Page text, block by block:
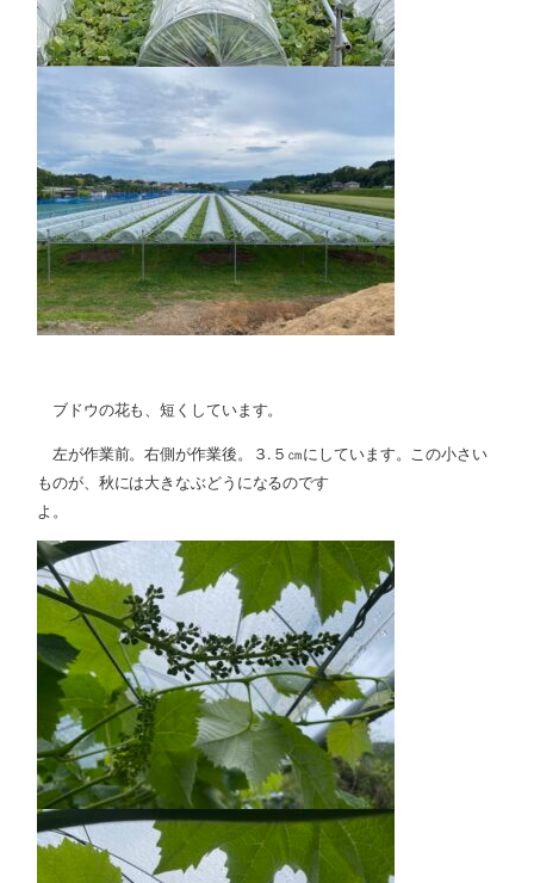
ブドウの花も、短くしています。
左が作業前。右側が作業後。３.５㎝にしています。この小さい
ものが、秋には大きなぶどうになるのです
よ。